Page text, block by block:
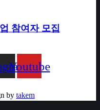
참여자 모집
Youtube
by takem